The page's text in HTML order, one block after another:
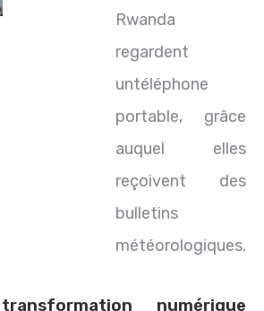
Rwanda
regardent
untéléphone
portable, grâce
auquel elles
reçoivent des
bulletins
météorologiques.
numérique